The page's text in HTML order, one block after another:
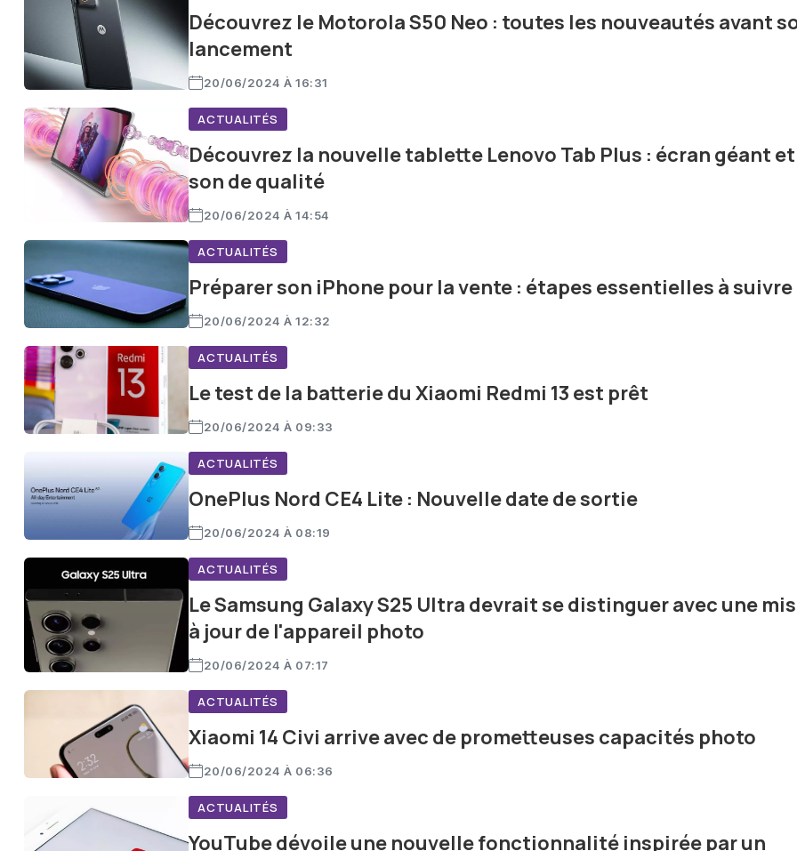
Découvrez le Motorola S50 Neo : toutes les nouveautés avant
lancement
20/06/2024 À 16:31
ACTUALITÉS
Découvrez la nouvelle tablette Lenovo Tab Plus : écran géant et
son de qualité
20/06/2024 À 14:54
ACTUALITÉS
Préparer son iPhone pour la vente : étapes essentielles à suivre
20/06/2024 À 12:32
ACTUALITÉS
Le test de la batterie du Xiaomi Redmi 13 est prêt
20/06/2024 À 09:33
ACTUALITÉS
OnePlus Nord CE4 Lite : Nouvelle date de sortie
20/06/2024 À 08:19
ACTUALITÉS
Le Samsung Galaxy S25 Ultra devrait se distinguer avec une
à jour de l'appareil photo
20/06/2024 À 07:17
ACTUALITÉS
Xiaomi 14 Civi arrive avec de prometteuses capacités photo
20/06/2024 À 06:36
ACTUALITÉS
YouTube dévoile une nouvelle fonctionnalité inspirée par un